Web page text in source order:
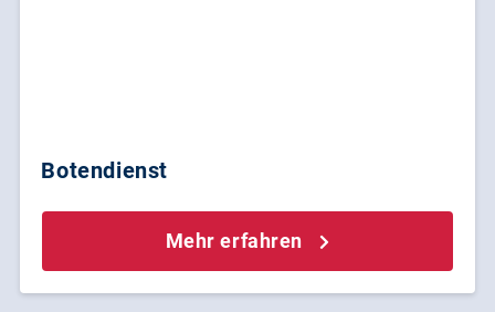
Botendienst
Mehr erfahren